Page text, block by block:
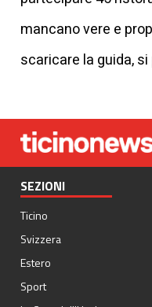
mancano vere e
scaricare la guida,
SEZIONI
Ticino
Svizzera
Estero
Sport